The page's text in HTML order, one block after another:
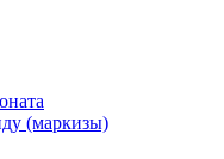
(маркизы)